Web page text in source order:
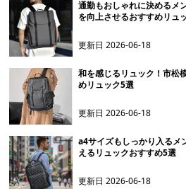
通勤もおしゃれに決めるメ
を向上させるおすすめリュ
更新日2026-06-18
和を感じるリュック！市松
めリュック5選
更新日2026-06-18
a4サイズもしっかり入るメ
えるリュックおすすめ5選
更新日2026-06-18